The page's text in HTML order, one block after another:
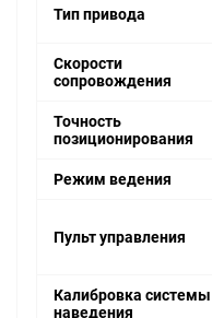
Тип привода
Скорости
сопровождения
Точность
позиционирования
Режим ведения
Пульт управления
Калибровка системы
наведения